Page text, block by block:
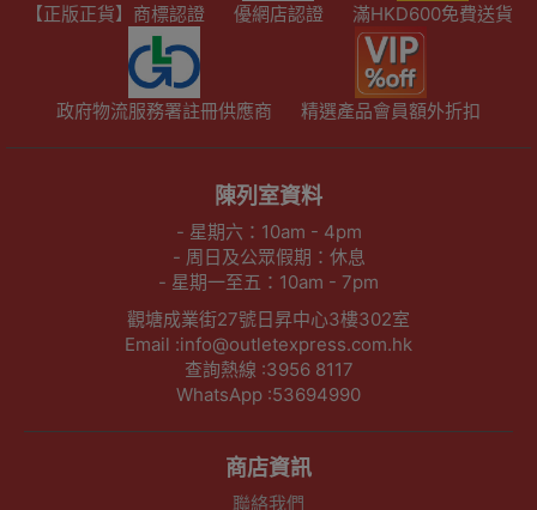
【正版正貨】商標認證 優網店認證 滿HKD600免費送貨
政府物流服務署註冊供應商 精選產品會員額外折扣
陳列室資料
- 星期六：10am - 4pm
- 周日及公眾假期：休息
- 星期一至五：10am - 7pm
觀塘成業街27號日昇中心3樓302室
Email :info@outletexpress.com.hk
查詢熱線 :3956 8117
WhatsApp :53694990
商店資訊
聯絡我們